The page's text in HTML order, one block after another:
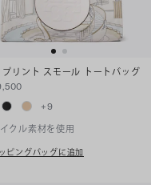
プリント スモール トートバッグ
+9
クル素材を使用
ピングバッグに追加